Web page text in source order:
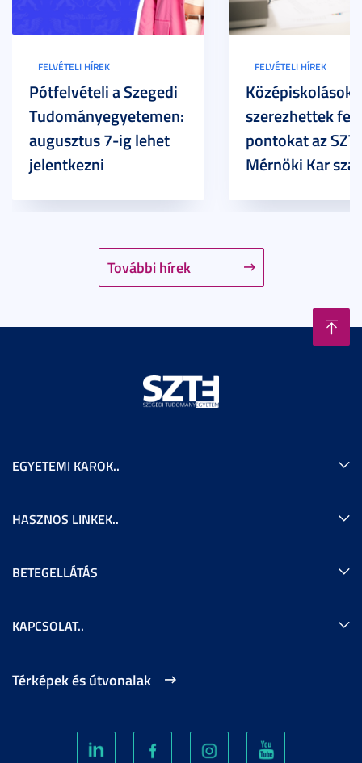
További hírek
FELVÉTELI HÍREK
Pótfelvételi a Szegedi
Tudományegyetemen:
augusztus 7-ig lehet
jelentkezni
FELVÉTELI HÍREK
Középiskolások
szerezhettek
pontokat az
Mérnöki Kar
EGYETEMI KAROK..
HASZNOS LINKEK..
BETEGELLÁTÁS
KAPCSOLAT..
Térképek és útvonalak